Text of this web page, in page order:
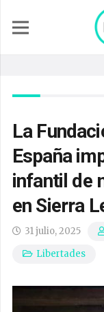
La
España
infantil de
en Sierra
31 julio, 2025
Libertades